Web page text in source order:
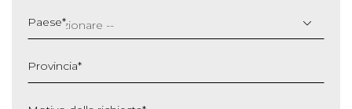
slash
MM
AAAA
Paese*
Provincia*